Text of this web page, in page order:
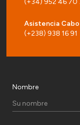
Asistencia
(+238) 938 16 91
Nombre